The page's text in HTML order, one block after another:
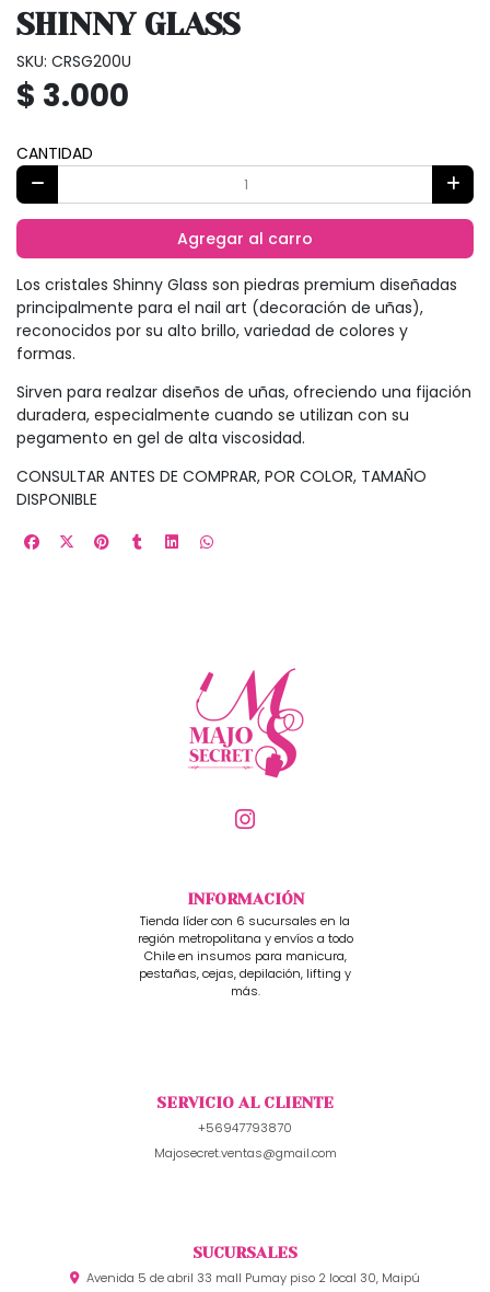
SHINNY GLASS
SKU: CRSG200U
$ 3.000
CANTIDAD
Agregar al carro
Los cristales Shinny Glass son piedras premium diseñadas
principalmente para el nail art (decoración de uñas),
reconocidos por su alto brillo, variedad de colores y
formas.
Sirven para realzar diseños de uñas, ofreciendo una fijación
duradera, especialmente cuando se utilizan con su
pegamento en gel de alta viscosidad.
CONSULTAR ANTES DE COMPRAR, POR COLOR, TAMAÑO
DISPONIBLE
INFORMACIÓN
Tienda líder con 6 sucursales en la
región metropolitana y envíos a todo
Chile en insumos para manicura,
pestañas, cejas, depilación, lifting y
más.
SERVICIO AL CLIENTE
+56947793870
Majosecret.ventas@gmail.com
SUCURSALES
Avenida 5 de abril 33 mall Pumay piso 2 local 30, Maipú